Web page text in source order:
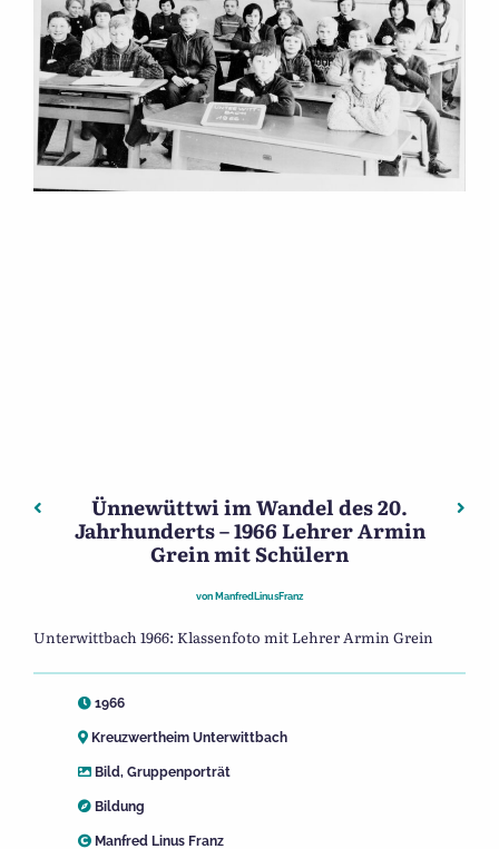
Beitragsnavigation
Vorheriger: Ünnewüttwi im Wandel des 20.
Ünnewüttwi im Wandel des 20.
Jahrhunderts – 1966 Lehrer Armin
Grein mit Schülern
von ManfredLinusFranz
Unterwittbach 1966: Klassenfoto mit Lehrer Armin Grein
1966
Kreuzwertheim Unterwittbach
Bild, Gruppenporträt
Bildung
Manfred Linus Franz